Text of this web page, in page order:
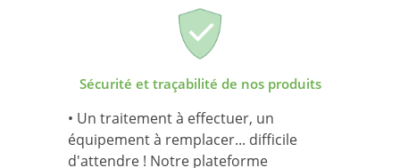
Sécurité et traçabilité de nos produits
• Un traitement à effectuer, un
équipement à remplacer... difficile
d'attendre ! Notre plateforme